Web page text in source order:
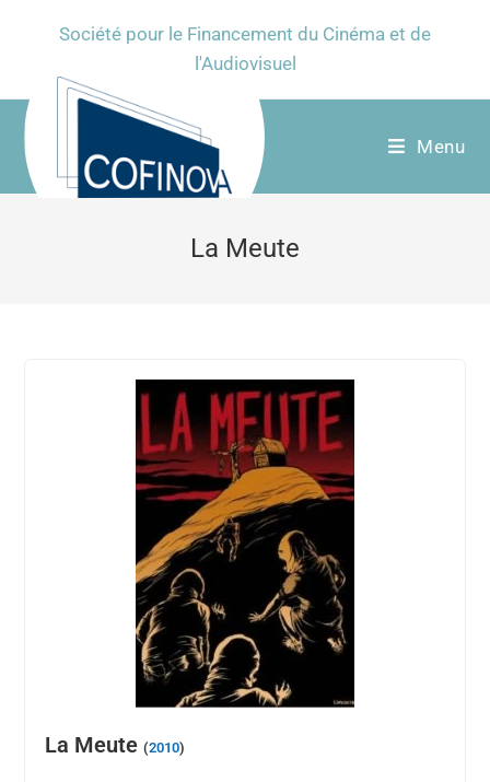
Société pour le Financement du Cinéma et de
l'Audiovisuel
Menu
La Meute
La Meute(2010)